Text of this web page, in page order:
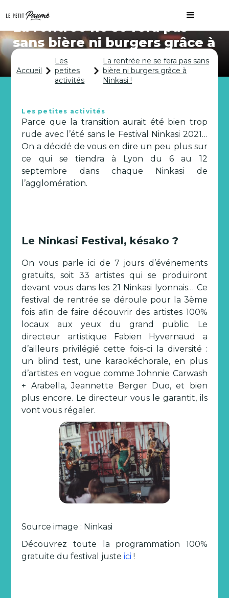
La rentrée ne se fera pas
sans bière ni burgers grâce à
Ninkasi !
Accueil
Les
petites
activités
La rentrée ne se fera pas sans
bière ni burgers grâce à
Ninkasi !
Les petites activités
Parce que la transition aurait été bien trop
rude avec l’été sans le Festival Ninkasi 2021…
On a décidé de vous en dire un peu plus sur
ce qui se tiendra à Lyon du 6 au 12
septembre dans chaque Ninkasi de
l’agglomération.
Le Ninkasi Festival, késako ?
On vous parle ici de 7 jours d’événements
gratuits, soit 33 artistes qui se produiront
devant vous dans les 21 Ninkasi lyonnais… Ce
festival de rentrée se déroule pour la 3ème
fois afin de faire découvrir des artistes 100%
locaux aux yeux du grand public. Le
directeur artistique Fabien Hyvernaud a
d’ailleurs privilégié cette fois-ci la diversité :
un blind test, une karaokéchorale, en plus
d’artistes en vogue comme Johnnie Carwash
+ Arabella, Jeannette Berger Duo, et bien
plus encore. Le directeur vous le garantit, ils
vont vous régaler.
Source image : Ninkasi
Découvrez toute la programmation 100%
gratuite du festival juste ici!